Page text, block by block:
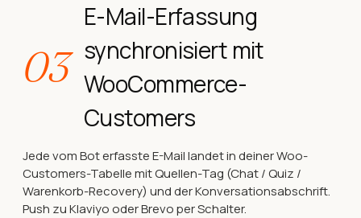
03
E-Mail-Erfassung
synchronisiert mit
WooCommerce-
Customers
Jede vom Bot erfasste E-Mail landet in deiner Woo-
Customers-Tabelle mit Quellen-Tag (Chat / Quiz /
Warenkorb-Recovery) und der Konversationsabschrift.
Push zu Klaviyo oder Brevo per Schalter.